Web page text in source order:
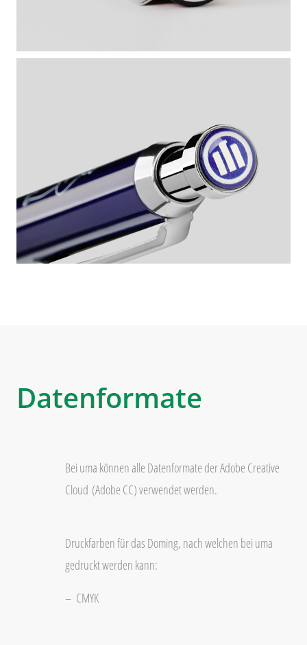
Datenformate
Bei uma können alle Datenformate der Adobe Creative
Cloud (Adobe CC) verwendet werden.
Druckfarben für das Doming, nach welchen bei uma
gedruckt werden kann:
CMYK